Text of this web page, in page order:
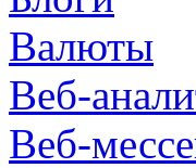
Валюты
Веб-
Веб-